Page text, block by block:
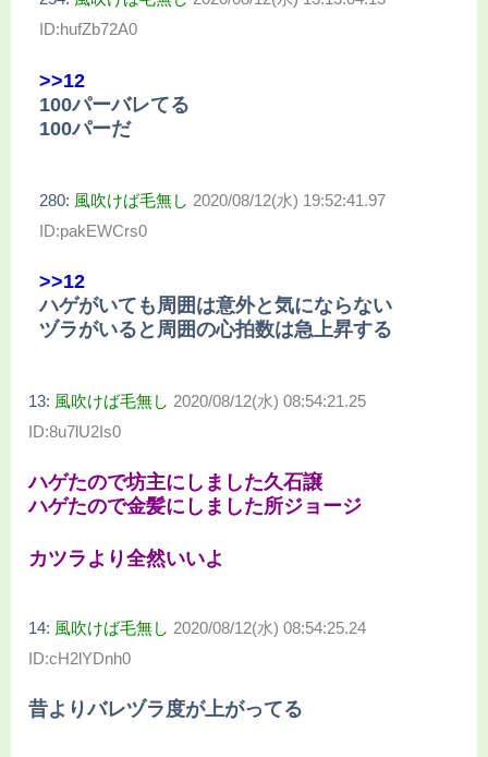
ID:hufZb72A0
>>12
100パーバレてる
100パーだ
280: 風吹けば毛無し 2020/08/12(水) 19:52:41.97
ID:pakEWCrs0
>>12
ハゲがいても周囲は意外と気にならない
ヅラがいると周囲の心拍数は急上昇する
13: 風吹けば毛無し 2020/08/12(水) 08:54:21.25
ID:8u7lU2Is0
ハゲたので坊主にしました久石譲
ハゲたので金髪にしました所ジョージ
カツラより全然いいよ
14: 風吹けば毛無し 2020/08/12(水) 08:54:25.24
ID:cH2lYDnh0
昔よりバレヅラ度が上がってる